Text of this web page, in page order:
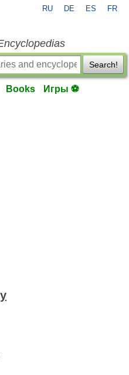
RU DE ES FR
Search!
Books Игры ⚽